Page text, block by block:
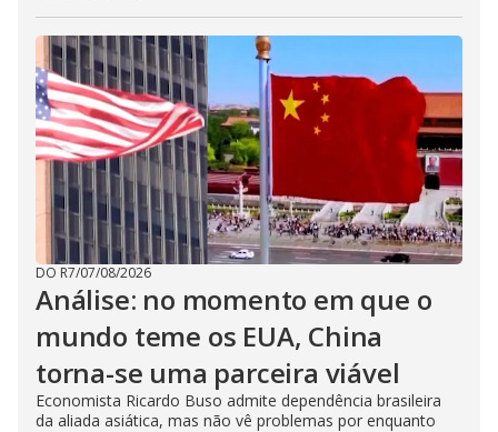
DO R7/07/08/2026
Análise: no momento em que o
mundo teme os EUA, China
torna-se uma parceira viável
Economista Ricardo Buso admite dependência brasileira
da aliada asiática, mas não vê problemas por enquanto